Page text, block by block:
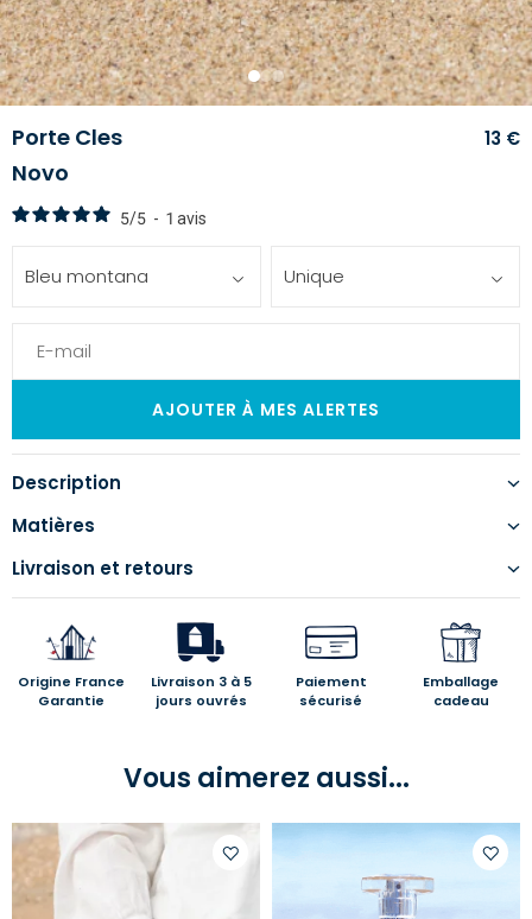
1 23
Porte Cles
Novo
13 €
5/5 - 1 avis
Bleu montana Unique
Description
Matières
Livraison et retours
Origine France
Garantie
Livraison 3 à 5
jours ouvrés
Paiement
sécurisé
Emballage
cadeau
Vous aimerez aussi...